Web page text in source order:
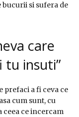
si sufera de
care
insuti”
prefaci a fi ceva ce
cum sunt, cu
ceea ce incercam